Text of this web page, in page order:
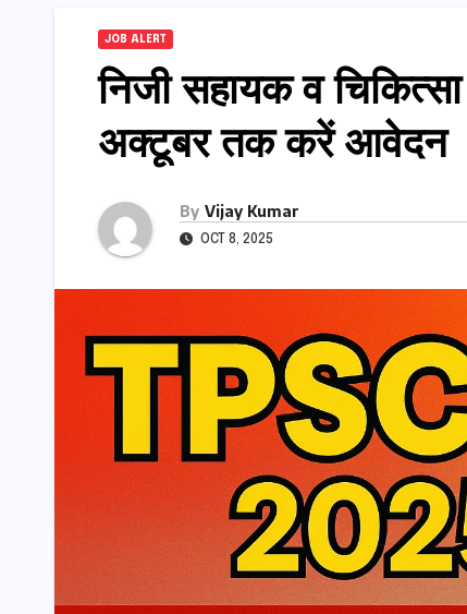
JOB ALERT
निजी सहायक व
अक्टूबर तक करें आवेदन
By Vijay Kumar
OCT 8, 2025